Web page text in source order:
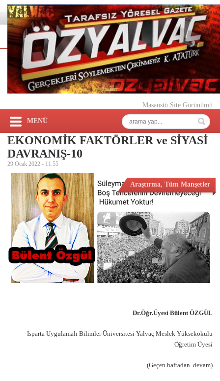
Masaüstü Site Görünümü
MENÜ
EKONOMİK FAKTÖRLER ve SİYASİ
DAVRANIŞ-10
29 Ocak 2022 - 11:55
Araştırma, Tüm Manşetler
Dr.Öğr.Üyesi Bülent ÖZGÜL
Isparta Uygulamalı Bilimler Üniversitesi Yalvaç Meslek Yüksekokulu
Öğretim Üyesi
(Geçen haftadan devam)